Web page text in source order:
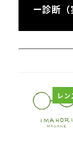
ー診断
レン